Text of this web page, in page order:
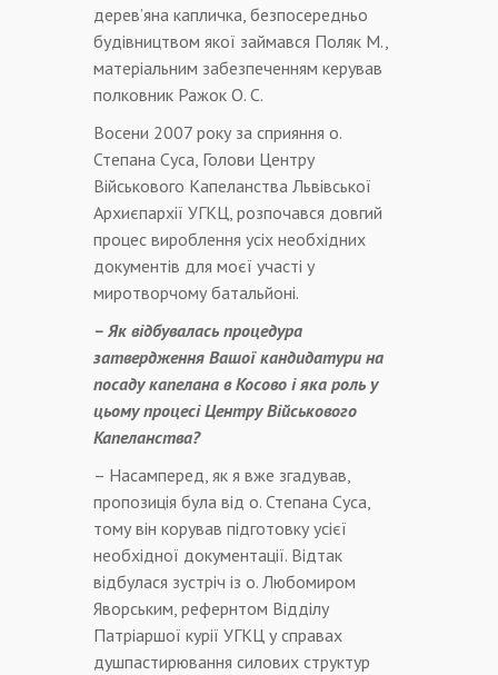
дерев’яна капличка, безпосередньо
будівництвом якої займався Поляк М.,
матеріальним забезпеченням керував
полковник Ражок О. С.
Восени 2007 року за сприяння о.
Степана Суса, Голови Центру
Військового Капеланства Львівської
Архиєпархії УГКЦ, розпочався довгий
процес вироблення усіх необхідних
документів для моєї участі у
миротворчому батальйоні.
– Як відбувалась процедура
затвердження Вашої кандидатури на
посаду капелана в Косово і яка роль у
цьому процесі Центру Військового
Капеланства?
– Насамперед, як я вже згадував,
пропозиція була від о. Степана Суса,
тому він корував підготовку усієї
необхідної документації. Відтак
відбулася зустріч із о. Любомиром
Яворським, рефернтом Відділу
Патріаршої курії УГКЦ у справах
душпастирювання силових структур